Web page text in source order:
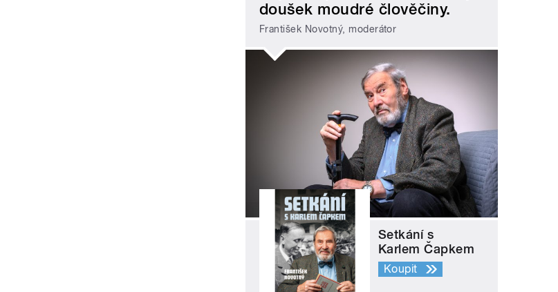
doušek moudré člověčiny.
František Novotný, moderátor
Setkání s
Karlem Čapkem
Koupit